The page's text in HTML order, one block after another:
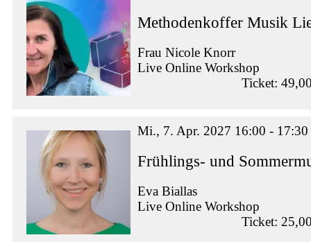
Methodenkoffer Musik
Frau Nicole Knorr
Live Online Workshop
Ticket:
Mi., 7. Apr. 2027 16:00 - 17:30
Frühlings- und
Eva Biallas
Live Online Workshop
Ticket: